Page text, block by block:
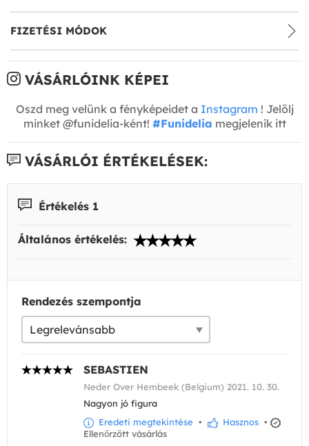
FIZETÉSI MÓDOK
VÁSÁRLÓINK KÉPEI
Oszd meg velünk a fényképeidet a Instagram ! Jelölj
minket @funidelia-ként! #Funidelia megjelenik itt
VÁSÁRLÓI ÉRTÉKELÉSEK:
Értékelés 1
Általános értékelés:
Rendezés szempontja
SEBASTIEN
Neder Over Hembeek (Belgium) 2021. 10. 30.
Nagyon jó figura
Eredeti megtekintése • Hasznos •
Ellenőrzött vásárlás